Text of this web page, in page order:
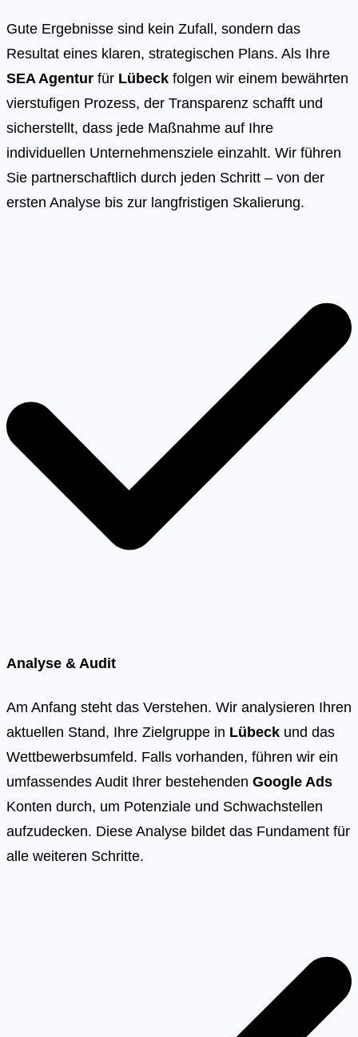
Gute Ergebnisse sind kein Zufall, sondern das
Resultat eines klaren, strategischen Plans. Als Ihre
SEA Agentur für Lübeck folgen wir einem bewährten
vierstufigen Prozess, der Transparenz schafft und
sicherstellt, dass jede Maßnahme auf Ihre
individuellen Unternehmensziele einzahlt. Wir führen
Sie partnerschaftlich durch jeden Schritt – von der
ersten Analyse bis zur langfristigen Skalierung.
Analyse & Audit
Am Anfang steht das Verstehen. Wir analysieren Ihren
aktuellen Stand, Ihre Zielgruppe in Lübeck und das
Wettbewerbsumfeld. Falls vorhanden, führen wir ein
umfassendes Audit Ihrer bestehenden Google Ads
Konten durch, um Potenziale und Schwachstellen
aufzudecken. Diese Analyse bildet das Fundament für
alle weiteren Schritte.